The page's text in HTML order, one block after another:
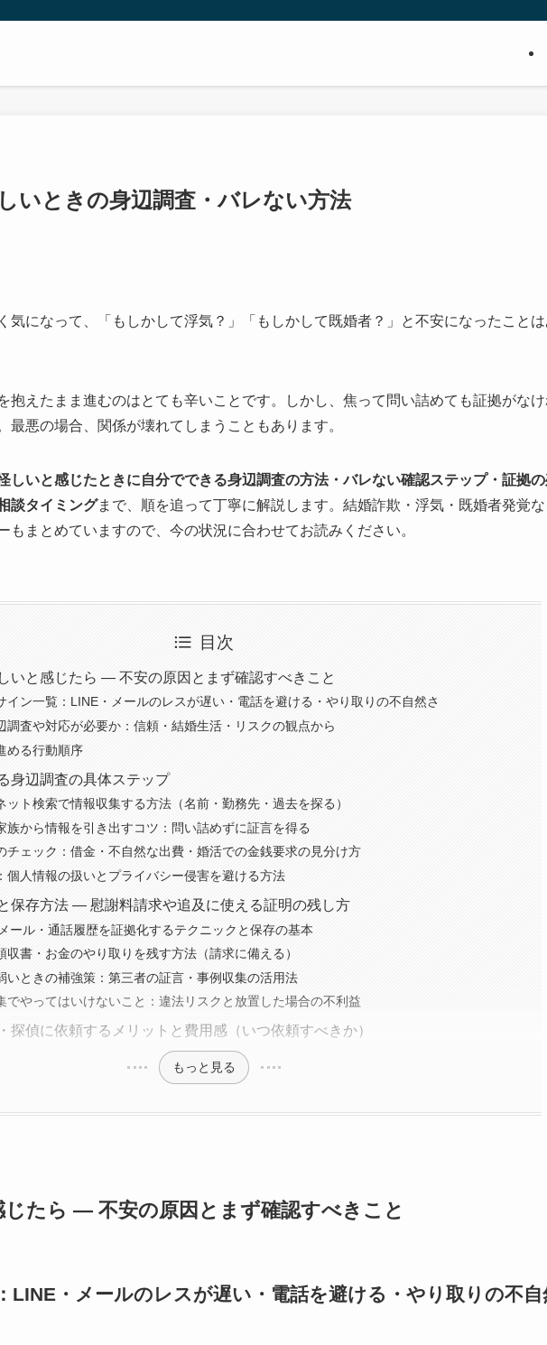
いときの身辺調査・バレない方法
気になって、「もしかして浮気？」「もしかして既婚者？」と不安になったことは
抱えたまま進むのはとても辛いことです。しかし、焦って問い詰めても証拠がな
最悪の場合、関係が壊れてしまうこともあります。
しいと感じたときに自分でできる身辺調査の方法・バレない確認ステップ・証拠
談タイミングまで、順を追って丁寧に解説します。結婚詐欺・浮気・既婚者発覚な
もまとめていますので、今の状況に合わせてお読みください。
目次
いと感じたら — 不安の原因とまず確認すべきこと
イン一覧：LINE・メールのレスが遅い・電話を避ける・やり取りの不自然さ
調査や対応が必要か：信頼・結婚生活・リスクの観点から
める行動順序
身辺調査の具体ステップ
ット検索で情報収集する方法（名前・勤務先・過去を探る）
族から情報を引き出すコツ：問い詰めずに証言を得る
チェック：借金・不自然な出費・婚活での金銭要求の見分け方
個人情報の扱いとプライバシー侵害を避ける方法
保存方法 — 慰謝料請求や追及に使える証明の残し方
ール・通話履歴を証拠化するテクニックと保存の基本
収書・お金のやり取りを残す方法（請求に備える）
いときの補強策：第三者の証言・事例収集の活用法
でやってはいけないこと：違法リスクと放置した場合の不利益
探偵に依頼するメリットと費用感（いつ依頼すべきか）
もっと見る
たら — 不安の原因とまず確認すべきこと
LINE・メールのレスが遅い・電話を避ける・やり取りの不自